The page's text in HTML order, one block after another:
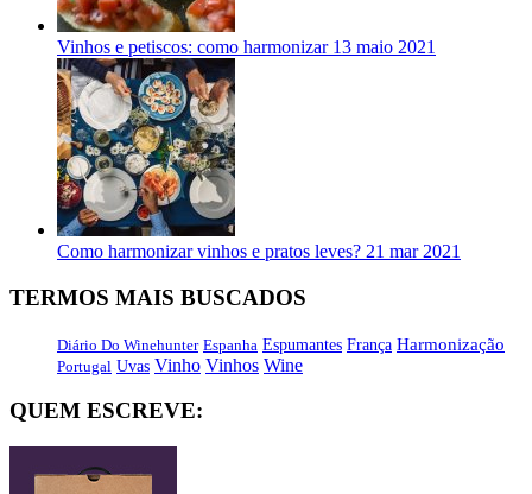
Vinhos e petiscos: como harmonizar 13 maio 2021
Como harmonizar vinhos e pratos leves? 21 mar 2021
TERMOS MAIS BUSCADOS
Diário Do Winehunter Espanha Espumantes França Harmonização
Portugal Uvas Vinho Vinhos Wine
QUEM ESCREVE: